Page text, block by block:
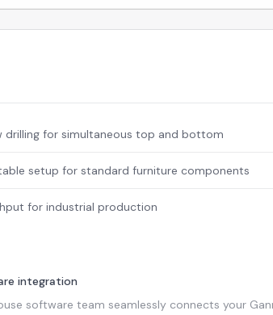
drilling for simultaneous top and bottom
setup for standard furniture components
for industrial production
integration
software team seamlessly connects your